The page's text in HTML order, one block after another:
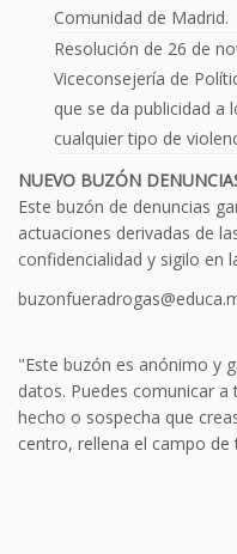
Comunidad de Madrid.
Resolución de 26 de
Viceconsejería de
que se da publicidad
cualquier tipo de
NUEVO BUZÓN
Este buzón de denuncias
actuaciones derivadas de
confidencialidad y sigilo en
"Este buzón es anónimo y
datos. Puedes comunicar
hecho o sospecha que
centro, rellena el campo de